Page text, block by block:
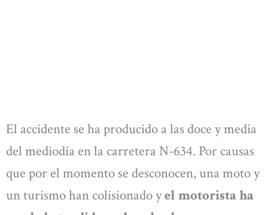
El accidente se ha producido a las doce y media
del mediodía en la carretera N-634. Por causas
que por el momento se desconocen, una moto y
un turismo han colisionado yel motorista ha